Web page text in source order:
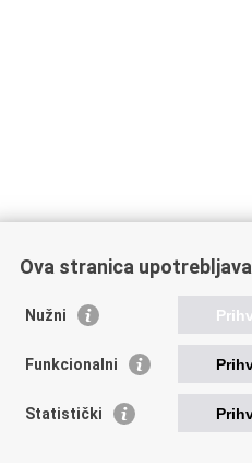
Poveznice
Portal sudova
Državno odvjetništvo
Ured za suzbijanje korupcije i
Državnoodvjetničko vijeće
Ova stranica
Nužni
Funkcionalni
Statistički